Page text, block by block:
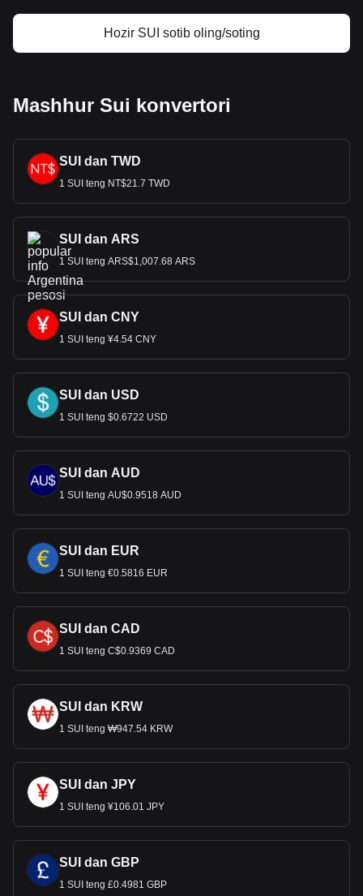
Hozir SUI sotib oling/soting
Mashhur Sui konvertori
SUI dan TWD
1 SUI teng NT$21.7 TWD
SUI dan ARS
1 SUI teng ARS$1,007.68 ARS
SUI dan CNY
1 SUI teng ¥4.54 CNY
SUI dan USD
1 SUI teng $0.6722 USD
SUI dan AUD
1 SUI teng AU$0.9518 AUD
SUI dan EUR
1 SUI teng €0.5816 EUR
SUI dan CAD
1 SUI teng C$0.9369 CAD
SUI dan KRW
1 SUI teng ₩947.54 KRW
SUI dan JPY
1 SUI teng ¥106.01 JPY
SUI dan GBP
1 SUI teng £0.4981 GBP